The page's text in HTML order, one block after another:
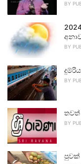
BY
BY
BY
තවත්
BY